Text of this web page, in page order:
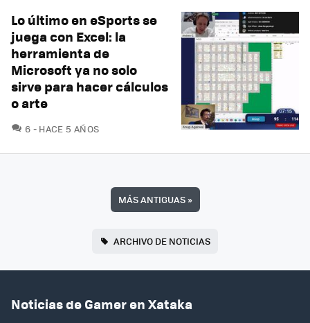
Lo último en eSports se
juega con Excel: la
herramienta de
Microsoft ya no solo
sirve para hacer cálculos
o arte
6 COMENTARIOS
HACE 5 AÑOS
MÁS ANTIGUAS»
ARCHIVO DE NOTICIAS
Noticias de Gamer en Xataka